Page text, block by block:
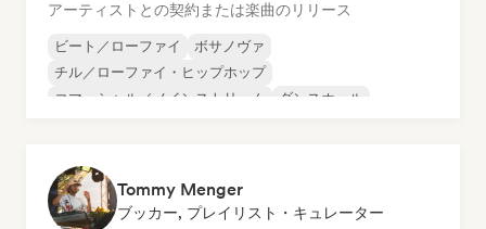
アーティストとの契約または楽曲のリリース
ビート／ローファイ
ボサノヴァ
チル／ローファイ・ヒップホップ
コマーシャル／メインストリーム
ダンスホール
Tommy Menger
ブッカー, プレイリスト・キュレーター